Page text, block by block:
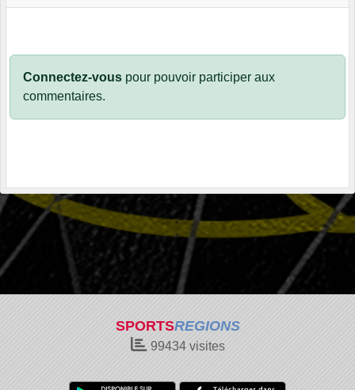
Connectez-vous pour pouvoir participer aux
commentaires.
SPORTSREGIONS
99434visites